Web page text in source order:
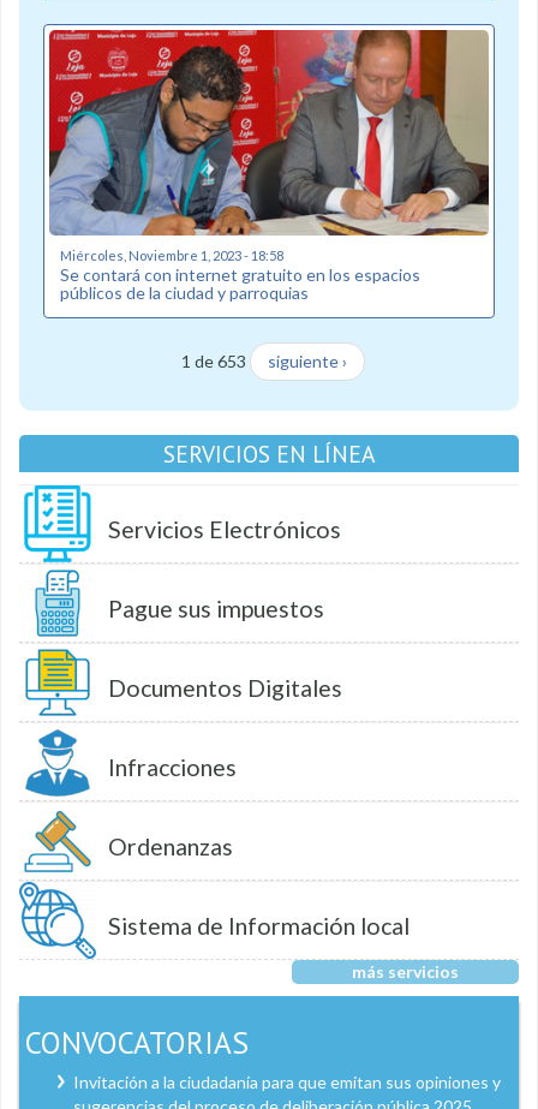
Miércoles, Noviembre 1, 2023 - 18:58
Se contará con internet gratuito en los espacios
públicos de la ciudad y parroquias
1 de 653 siguiente ›
SERVICIOS EN LÍNEA
Servicios Electrónicos
Pague sus impuestos
Documentos Digitales
Infracciones
Ordenanzas
Sistema de Información local
más servicios
CONVOCATORIAS
Invitación a la ciudadanía para que emitan sus opiniones y